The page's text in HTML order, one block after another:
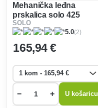
Mehanička leđna
prskalica solo 425
comfort
SOLO
5.0(2)
165,94 €
− + U košaricu